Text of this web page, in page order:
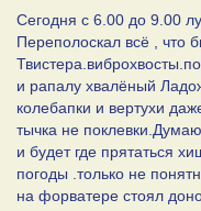
Cегодня с 6.00 до 9.00
Переполоскал всё , что
и рапалу хвалёный
колебапки и вертухи
тычка не
и будет где прятаться
погоды .только не
на форватере стоял